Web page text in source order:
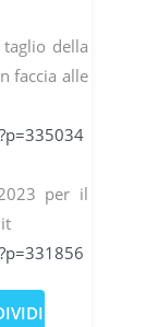
taglio della
faccia alle
per il